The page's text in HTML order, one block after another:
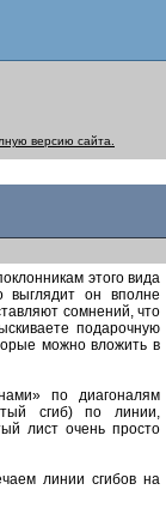
версию сайта.
этого вида
выглядит он вполне
сомнений, что
подарочную
можно вложить в
по диагоналям
сгиб) по линии,
лист очень просто
линии сгибов на